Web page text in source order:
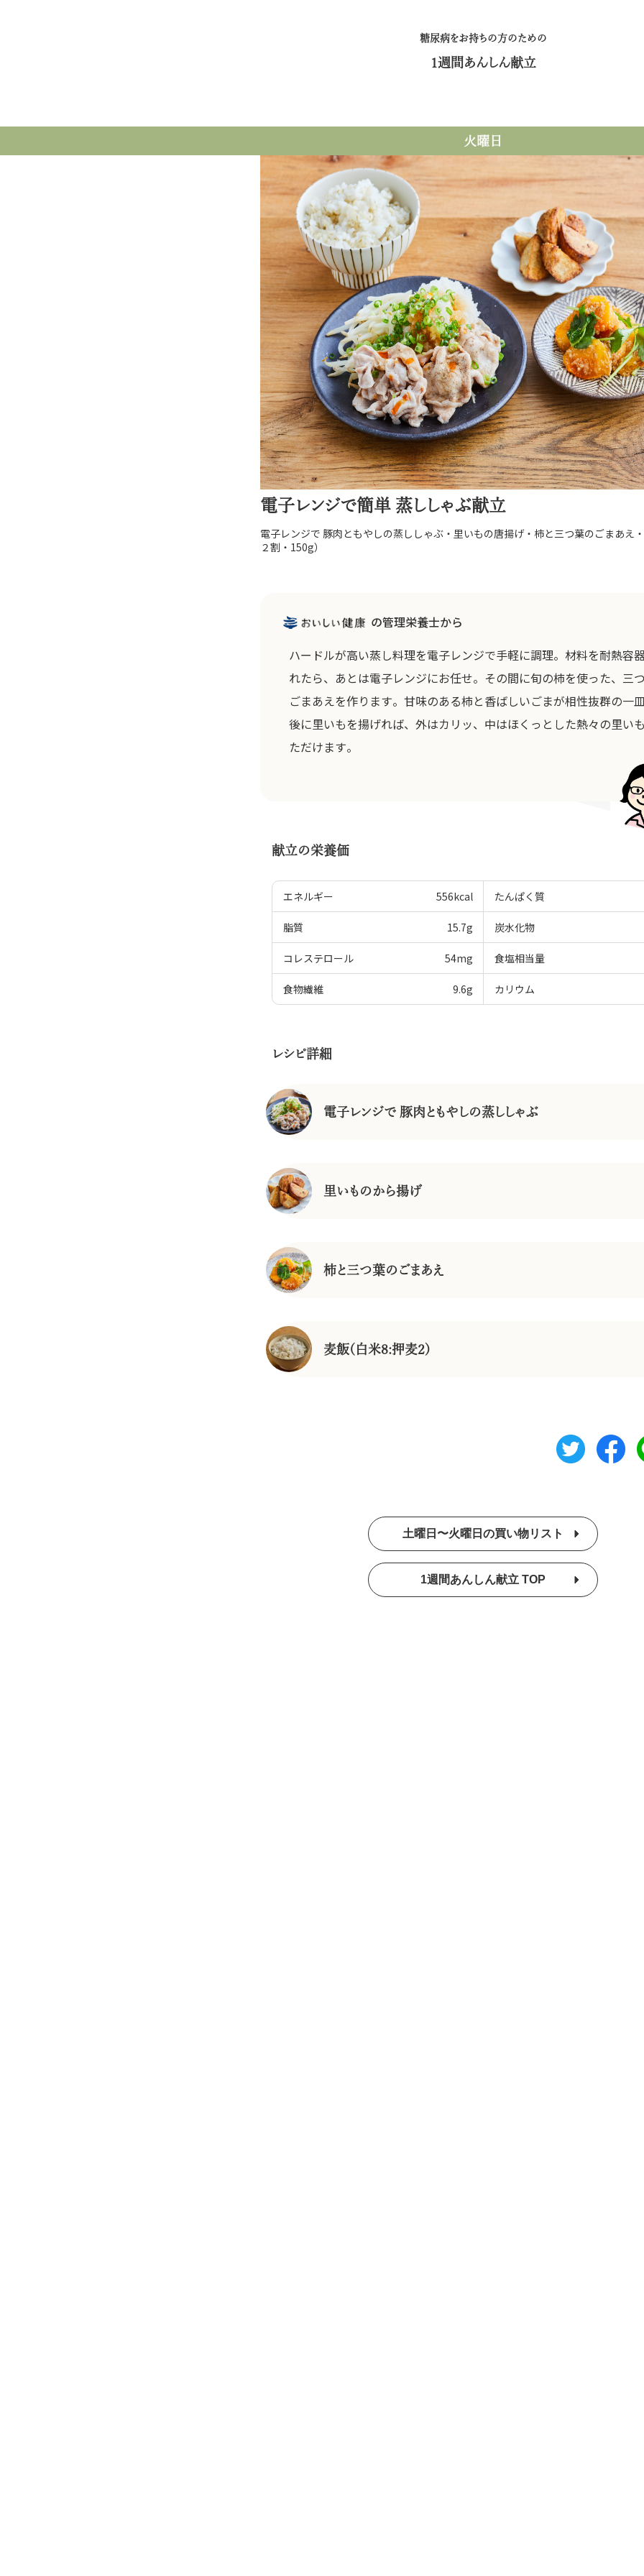
糖尿病をお持ちの方のための
1週間あんしん献立
火曜日
電子レンジで簡単 蒸ししゃぶ献立
電子レンジで 豚肉ともやしの蒸ししゃぶ・里いもの唐揚げ・柿と三つ葉のごまあえ
２割・150g）
の管理栄養士から
ハードルが高い蒸し料理を電子レンジで手軽に調理。材料を耐熱容
れたら、あとは電子レンジにお任せ。その間に旬の柿を使った、三
ごまあえを作ります。甘味のある柿と香ばしいごまが相性抜群の一
後に里いもを揚げれば、外はカリッ、中はほくっとした熱々の里い
ただけます。
献立の栄養価
エネルギー 556kcal たんぱく質
脂質 15.7g 炭水化物
コレステロール 54mg 食塩相当量
食物繊維 9.6g カリウム
レシピ詳細
電子レンジで 豚肉ともやしの蒸ししゃぶ
里いものから揚げ
柿と三つ葉のごまあえ
麦飯(白米8:押麦2)
土曜日〜火曜日の買い物リスト
1週間あんしん献立 TOP